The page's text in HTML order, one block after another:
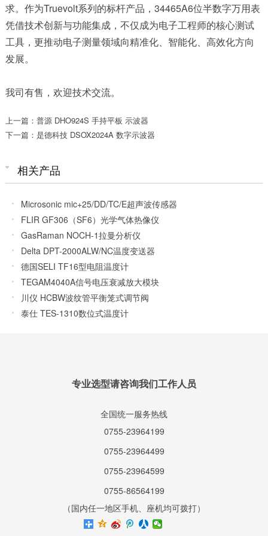
求。作为Truevolt系列的标杆产品，34465A6位半数字万用表
凭借技术创新与功能集成，不仅成为电子工程师的核心测试
工具，更推动电子测量领域向精准化、智能化、高效化方向
发展。
我司有售，欢迎技术交流。​
上一篇：普源 DHO924S 手持平板 示波器
下一篇：是德科技 DSOX2024A 数字示波器
相关产品
Microsonic mic+25/DD/TC/E超声波传感器
FLIR GF306（SF6）光学气体热像仪
GasRaman NOCH-1拉曼分析仪
Delta DPT-2000ALW/NC温度变送器
德国SELI TF16型电阻温度计
TEGAM4040A信号电压衰减放大模块
川仪 HCBW波纹管平衡笼式调节阀
泰仕 TES-1310数位式温度计
专业选型请咨询我们工作人员
全国统一服务热线
0755-23964199
0755-23964499
0755-23964599
0755-86564199
（国内任一地区手机、座机均可拨打）